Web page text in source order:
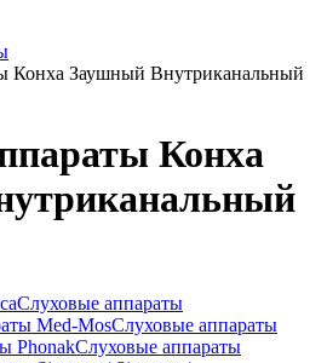
Конха Заушный Внутриканальный
Конха
Слуховые аппараты
Med-MosСлуховые аппараты
PhonakСлуховые аппараты